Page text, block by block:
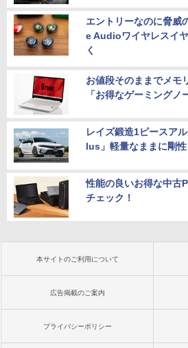
エントリーなのに脅
e Audioワイヤレスイ
く
お値段そのままでメモ
「お得なゲーミングノ
レイズ鍛造1ピースア
lus」軽量なままに剛
性能の良いお得な中古
チェック！
本サイトのご利用について
広告掲載のご案内
プライバシーポリシー